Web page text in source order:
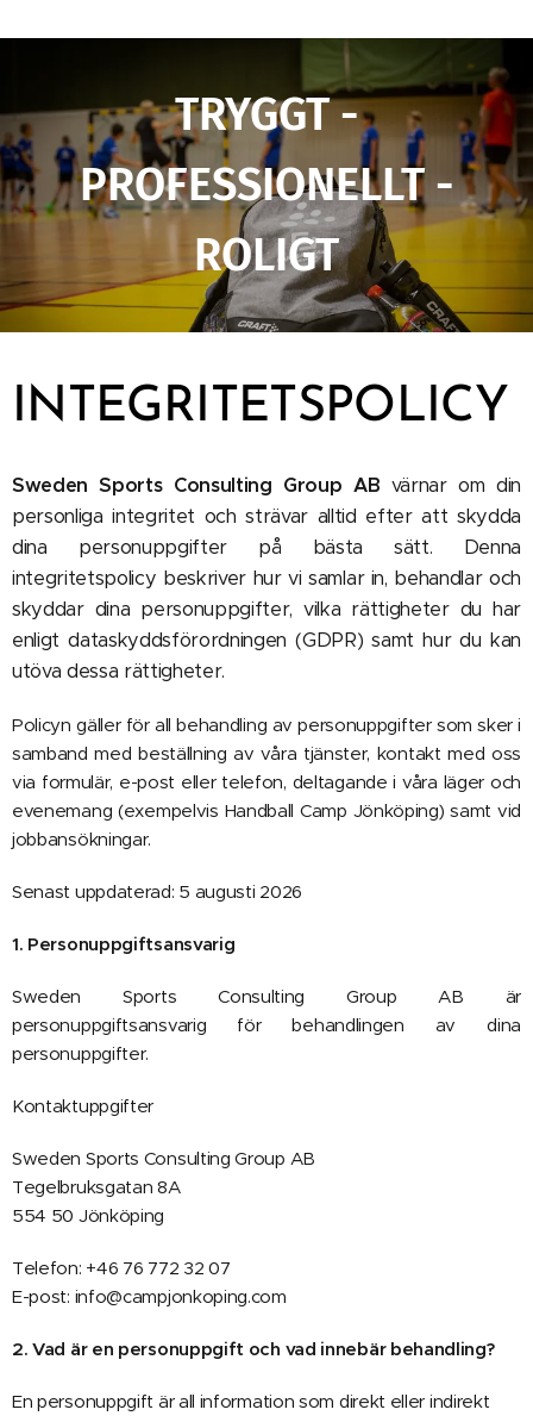
TRYGGT -
PROFESSIONELLT -
ROLIGT
INTEGRITETSPOLICY
Sweden Sports Consulting Group AB värnar om din
personliga integritet och strävar alltid efter att skydda
dina personuppgifter på bästa sätt. Denna
integritetspolicy beskriver hur vi samlar in, behandlar och
skyddar dina personuppgifter, vilka rättigheter du har
enligt dataskyddsförordningen (GDPR) samt hur du kan
utöva dessa rättigheter.
Policyn gäller för all behandling av personuppgifter som sker i
samband med beställning av våra tjänster, kontakt med oss
via formulär, e-post eller telefon, deltagande i våra läger och
evenemang (exempelvis Handball Camp Jönköping) samt vid
jobbansökningar.
Senast uppdaterad: 5 augusti 2026
1. Personuppgiftsansvarig
Sweden Sports Consulting Group AB är
personuppgiftsansvarig för behandlingen av dina
personuppgifter.
Kontaktuppgifter
Sweden Sports Consulting Group AB
Tegelbruksgatan 8A
554 50 Jönköping
Telefon: +46 76 772 32 07
E-post: info@campjonkoping.com
2. Vad är en personuppgift och vad innebär behandling?
En personuppgift är all information som direkt eller indirekt